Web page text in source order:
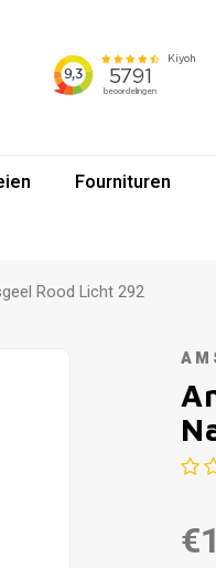
Fournituren
Rood Licht 292